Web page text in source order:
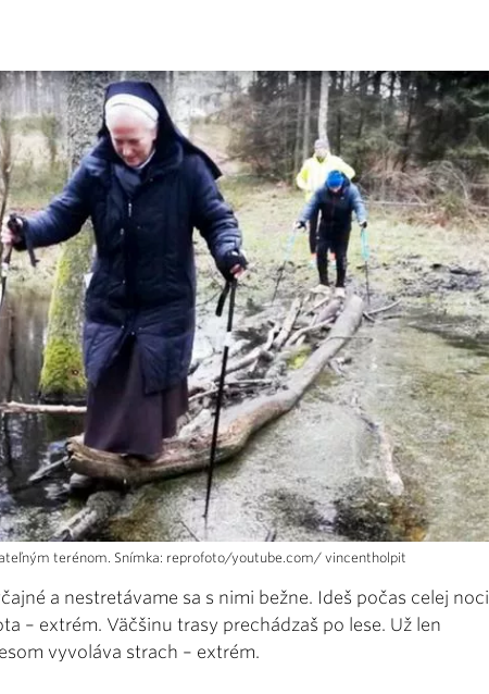
terénom. Snímka: reprofoto/youtube.com/ vincentholpit
a nestretávame sa s nimi bežne. Ideš počas celej noci
– extrém. Väčšinu trasy prechádzaš po lese. Už len
vyvoláva strach – extrém.